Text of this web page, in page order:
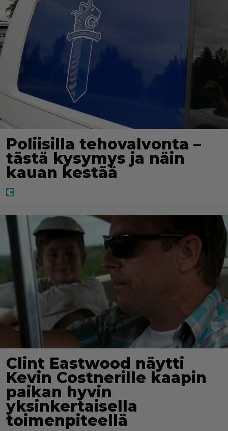
Poliisilla tehovalvonta –
tästä kysymys ja näin
kauan kestää
Clint Eastwood näytti
Kevin Costnerille kaapin
paikan hyvin
yksinkertaisella
toimenpiteellä